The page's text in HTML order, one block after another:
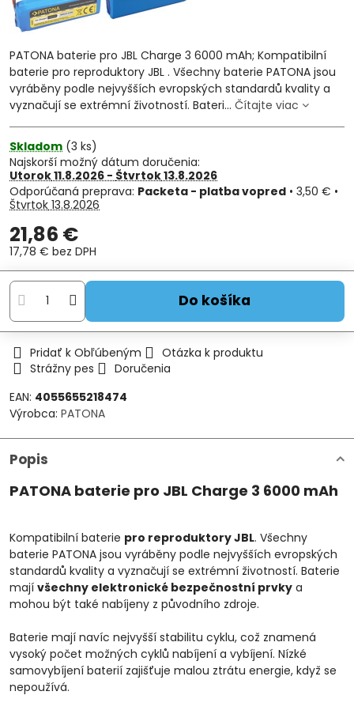
PATONA baterie pro JBL Charge 3 6000 mAh; Kompatibilní
baterie pro reproduktory JBL . Všechny baterie PATONA jsou
vyráběny podle nejvyšších evropských standardů kvality a
vyznačují se extrémní životností. Bateri... Čítajte viac
Skladom (3 ks)
Najskorší možný dátum doručenia:
Utorok11.8.2026 − Štvrtok13.8.2026
Packeta - platba vopred • 3,50 € •
Štvrtok 13.8.2026
21,86 €
17,78 € bez DPH
Do košíka
Pridať k Obľúbeným
Otázka k produktu
Strážny pes
Doručenia
EAN: 4055655218474
Výrobca: PATONA
Popis
PATONA baterie pro JBL Charge 3 6000 mAh
Kompatibilní baterie pro reproduktory JBL. Všechny
baterie PATONA jsou vyráběny podle nejvyšších evropských
standardů kvality a vyznačují se extrémní životností. Baterie
mají všechny elektronické bezpečnostní prvky a
mohou být také nabíjeny z původního zdroje.
Baterie mají navíc nejvyšší stabilitu cyklu, což znamená
vysoký počet možných cyklů nabíjení a vybíjení. Nízké
samovybíjení baterií zajišťuje malou ztrátu energie, když se
nepoužívá.